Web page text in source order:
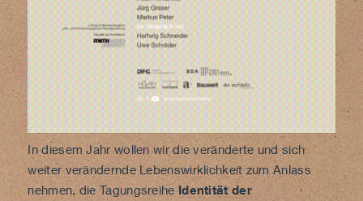
In diesem Jahr wollen wir die veränderte und sich
weiter verändernde Lebenswirklichkeit zum Anlass
nehmen, die TagungsreiheIdentität der